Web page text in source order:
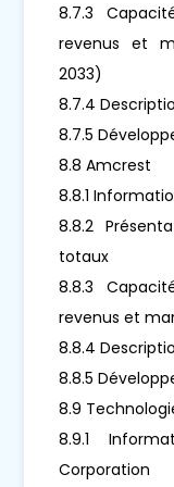
8.7.3
revenus et
2033)
8.7.4
8.7.5
8.8 Amcrest
8.8.1
8.8.2
totaux
8.8.3
revenus et
8.8.4
8.8.5
8.9
8.9.1
Corporation